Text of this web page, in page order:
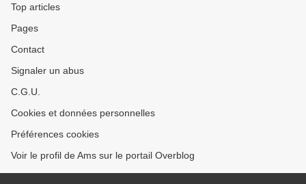
Top articles
Pages
Contact
Signaler un abus
C.G.U.
Cookies et données personnelles
Préférences cookies
Voir le profil de Ams sur le portail Overblog